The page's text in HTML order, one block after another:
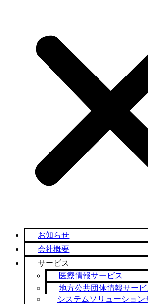
お知らせ
会社概要
サービス
医療情報サービス
地方公共団体情報サービ
システムソリューション